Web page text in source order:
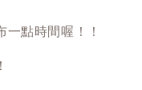
點時間喔！！